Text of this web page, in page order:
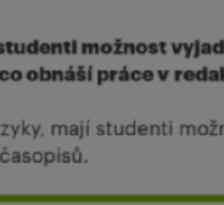
možnost
obnáší práce v
mají studenti
časopisů.